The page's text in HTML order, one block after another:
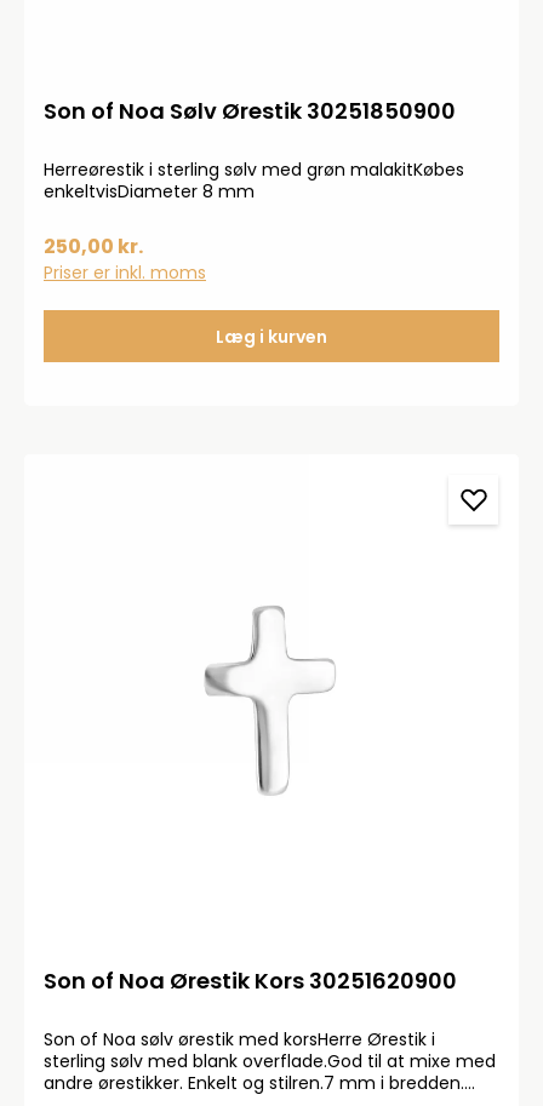
Son of Noa Sølv Ørestik 30251850900
Herreørestik i sterling sølv med grøn malakitKøbes
enkeltvisDiameter 8 mm
250,00 kr.
Priser er inkl. moms
Læg i kurven
Son of Noa Ørestik Kors 30251620900
Son of Noa sølv ørestik med korsHerre Ørestik i
sterling sølv med blank overflade.God til at mixe med
andre ørestikker. Enkelt og stilren.7 mm i bredden.